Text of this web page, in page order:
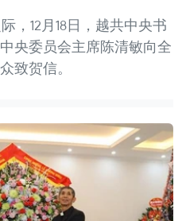
，12月18日，越共中央书
央委员会主席陈清敏向全
致贺信。